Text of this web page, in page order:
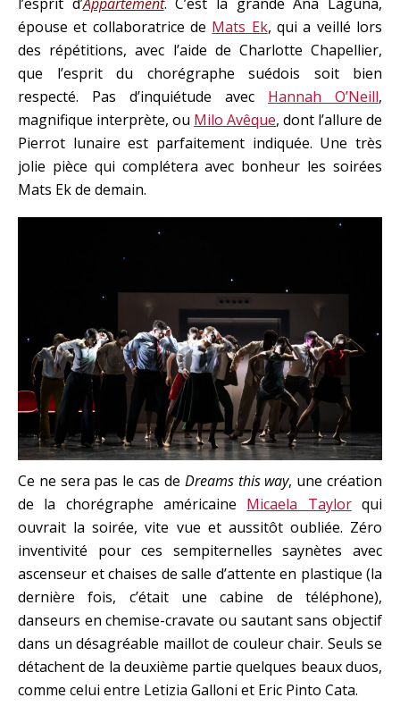
épouse et collaboratrice de Mats Ek, qui a veillé lors
des répétitions, avec l’aide de Charlotte Chapellier,
que l’esprit du chorégraphe suédois soit bien
respecté. Pas d’inquiétude avec Hannah O’Neill,
magnifique interprète, ou Milo Avêque, dont l’allure de
Pierrot lunaire est parfaitement indiquée. Une très
jolie pièce qui complétera avec bonheur les soirées
Mats Ek de demain.
Ce ne sera pas le cas de Dreams this way, une création
de la chorégraphe américaine Micaela Taylorqui
ouvrait la soirée, vite vue et aussitôt oubliée. Zéro
inventivité pour ces sempiternelles saynètes avec
ascenseur et chaises de salle d’attente en plastique (la
dernière fois, c’était une cabine de téléphone),
danseurs en chemise-cravate ou sautant sans objectif
dans un désagréable maillot de couleur chair. Seuls se
détachent de la deuxième partie quelques beaux duos,
comme celui entre Letizia Galloni et Eric Pinto Cata.